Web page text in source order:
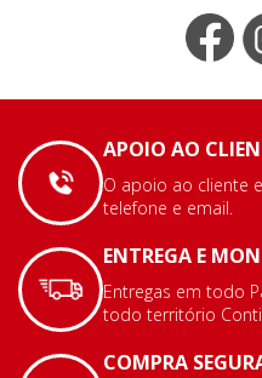
APOIO AO
O apoio ao cliente
telefone e email.
ENTREGA E
Entregas em todo
todo território
COMPRA